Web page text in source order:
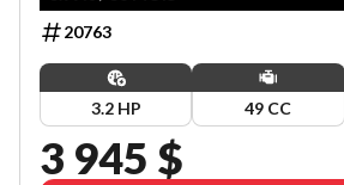
20763
3.2 HP 49 CC
3 945 $